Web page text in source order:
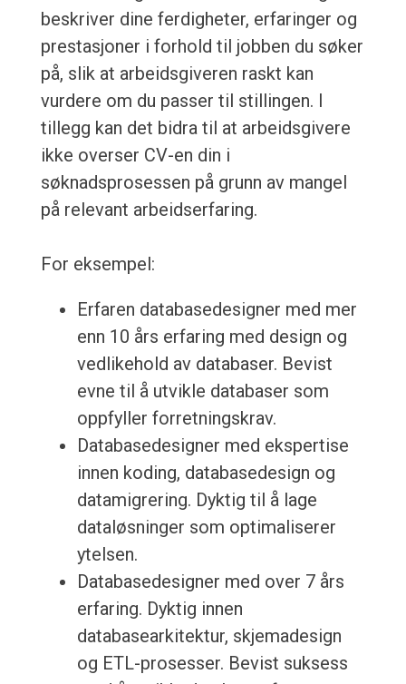
beskriver dine ferdigheter, erfaringer og
prestasjoner i forhold til jobben du søker
på, slik at arbeidsgiveren raskt kan
vurdere om du passer til stillingen. I
tillegg kan det bidra til at arbeidsgivere
ikke overser CV-en din i
søknadsprosessen på grunn av mangel
på relevant arbeidserfaring.
For eksempel:
Erfaren databasedesigner med mer
enn 10 års erfaring med design og
vedlikehold av databaser. Bevist
evne til å utvikle databaser som
oppfyller forretningskrav.
Databasedesigner med ekspertise
innen koding, databasedesign og
datamigrering. Dyktig til å lage
dataløsninger som optimaliserer
ytelsen.
Databasedesigner med over 7 års
erfaring. Dyktig innen
databasearkitektur, skjemadesign
og ETL-prosesser. Bevist suksess